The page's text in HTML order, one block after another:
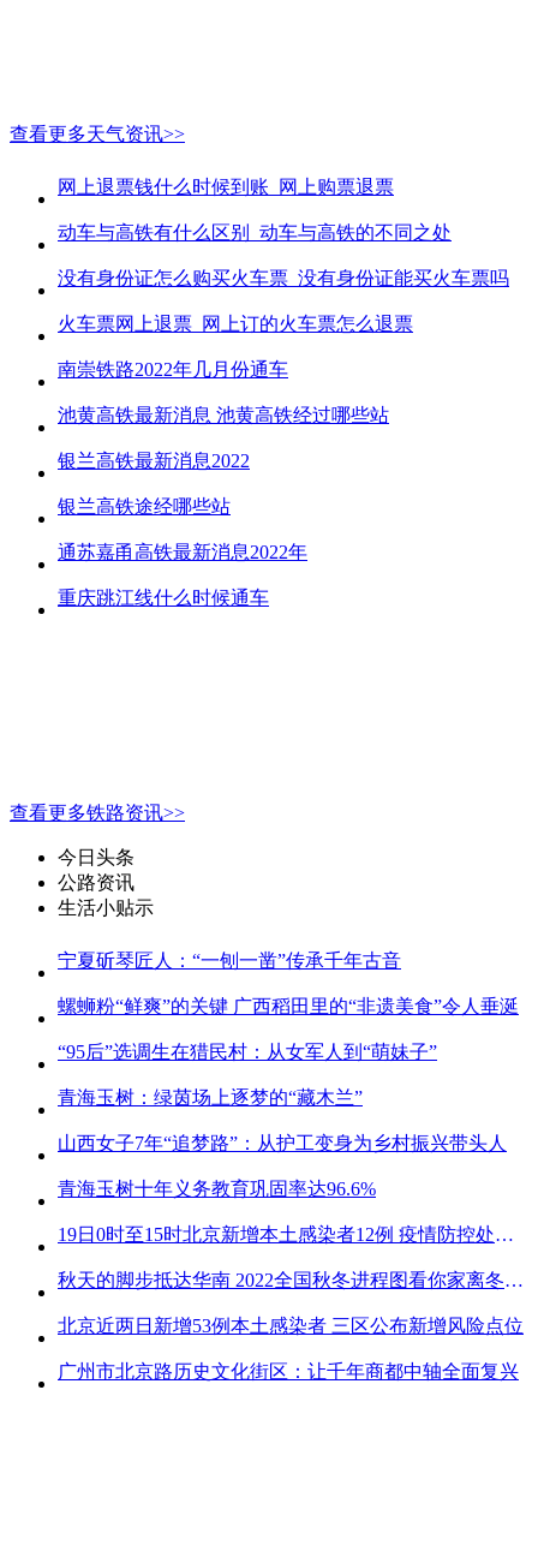
查看更多天气资讯>>
网上退票钱什么时候到账_网上购票退票
动车与高铁有什么区别_动车与高铁的不同之处
没有身份证怎么购买火车票_没有身份证能买火车票吗
火车票网上退票_网上订的火车票怎么退票
南崇铁路2022年几月份通车
池黄高铁最新消息 池黄高铁经过哪些站
银兰高铁最新消息2022
银兰高铁途经哪些站
通苏嘉甬高铁最新消息2022年
重庆跳江线什么时候通车
查看更多铁路资讯>>
今日头条
公路资讯
生活小贴示
宁夏斫琴匠人：“一刨一凿”传承千年古音
螺蛳粉“鲜爽”的关键 广西稻田里的“非遗美食”令人垂涎
“95后”选调生在猎民村：从女军人到“萌妹子”
青海玉树：绿茵场上逐梦的“藏木兰”
山西女子7年“追梦路”：从护工变身为乡村振兴带头人
青海玉树十年义务教育巩固率达96.6%
19日0时至15时北京新增本土感染者12例 疫情防控处关键时刻
秋天的脚步抵达华南 2022全国秋冬进程图看你家离冬天有多远
北京近两日新增53例本土感染者 三区公布新增风险点位
广州市北京路历史文化街区：让千年商都中轴全面复兴